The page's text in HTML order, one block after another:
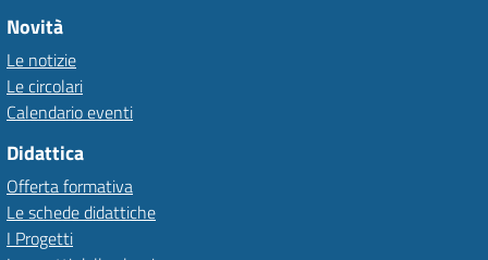
Novità
Le notizie
Le circolari
Calendario eventi
Didattica
Offerta formativa
Le schede didattiche
I Progetti